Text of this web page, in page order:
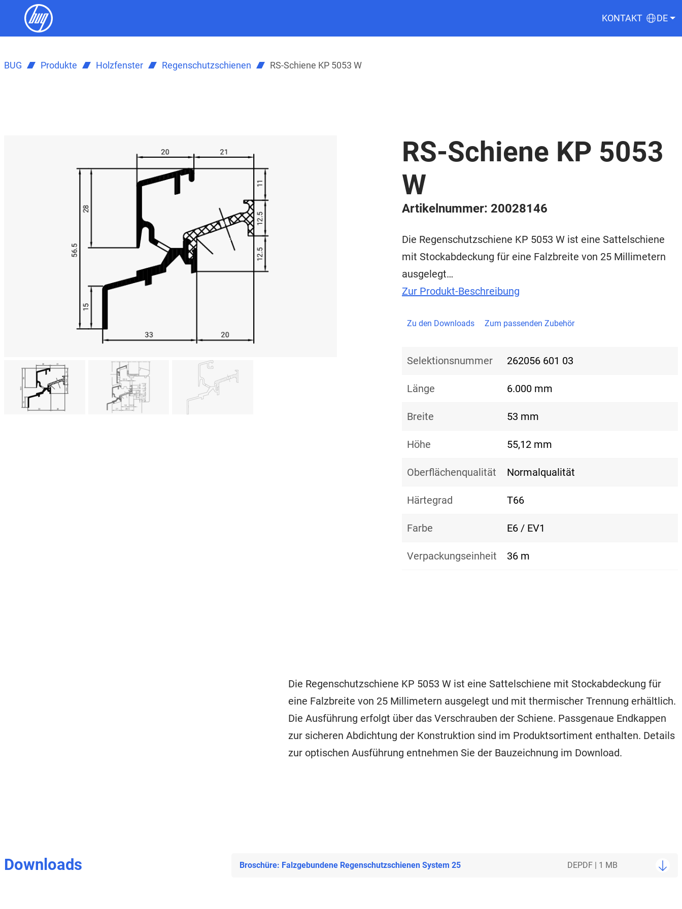
KONTAKT DE
BUG Produkte Holzfenster Regenschutzschienen RS-Schiene KP 5053 W
RS-Schiene KP 5053
W
Artikelnummer: 20028146
Die Regenschutzschiene KP 5053 W ist eine Sattelschiene
mit Stockabdeckung für eine Falzbreite von 25 Millimetern
ausgelegt…
Zur Produkt-Beschreibung
Zu den Downloads Zum passenden Zubehör
Selektionsnummer 262056 601 03
Länge 6.000 mm
Breite 53 mm
Höhe 55,12 mm
Oberflächenqualität Normalqualität
Härtegrad T66
Farbe E6 / EV1
Verpackungseinheit 36 m
Die Regenschutzschiene KP 5053 W ist eine Sattelschiene mit Stockabdeckung für
eine Falzbreite von 25 Millimetern ausgelegt und mit thermischer Trennung erhältlich.
Die Ausführung erfolgt über das Verschrauben der Schiene. Passgenaue Endkappen
zur sicheren Abdichtung der Konstruktion sind im Produktsortiment enthalten. Details
zur optischen Ausführung entnehmen Sie der Bauzeichnung im Download.
Downloads Broschüre: Falzgebundene Regenschutzschienen System 25 DEPDF | 1 MB